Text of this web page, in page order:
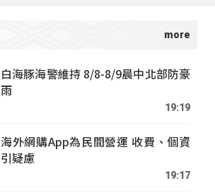
白海豚海警維持 8/8-8/9晨中北部防豪
雨
19:19
海外網購App為民間營運 收費、個資
引疑慮
19:17